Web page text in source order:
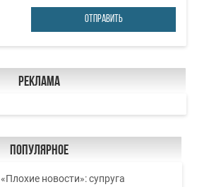
ОТПРАВИТЬ
Реклама
Популярное
«Плохие новости»: супруга